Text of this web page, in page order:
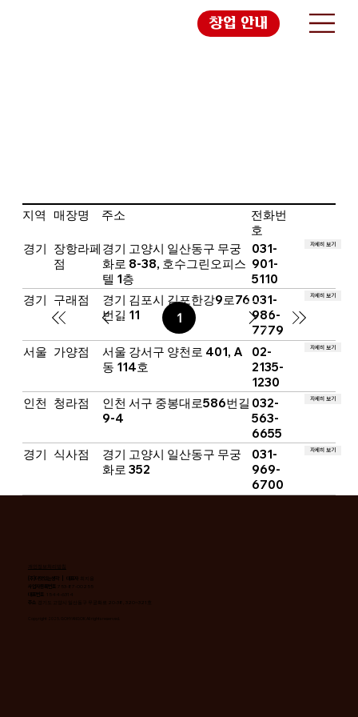
창업 안내
지역 매장명 주소
전화번
호
경기 장항라페
점
경기 고양시 일산동구 무궁
화로 8-38, 호수그린오피스
텔 1층
031-
901-
5110
자세히 보기
경기 구래점
경기 김포시 김포한강9로76
번길 11
031-
986-
7779
자세히 보기
서울 가양점
서울 강서구 양천로 401, A
동 114호
02-
2135-
1230
자세히 보기
인천 청라점
인천 서구 중봉대로586번길
9-4
032-
563-
6655
자세히 보기
경기 식사점
경기 고양시 일산동구 무궁
화로 352
031-
969-
6700
자세히 보기
1페
이
지
1
(주)더맛있는생각 | 대표자
사업자등록번호
753-87-00255
대표번호
주소경기도 고양시 일산동구 무궁화로 20-38, 320~321호
Copyright 2025. GOHYANGOK All rights reserved.